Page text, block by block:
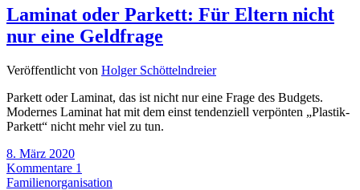
Laminat oder Parkett: Für Eltern nicht
nur eine Geldfrage
Veröffentlicht von Holger Schöttelndreier
Parkett oder Laminat, das ist nicht nur eine Frage des Budgets.
Modernes Laminat hat mit dem einst tendenziell verpönten „Plastik-
Parkett“ nicht mehr viel zu tun.
8. März 2020
Kommentare 1
Familienorganisation